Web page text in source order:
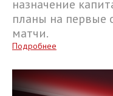
назначение
планы на первые
матчи.
Подробнее